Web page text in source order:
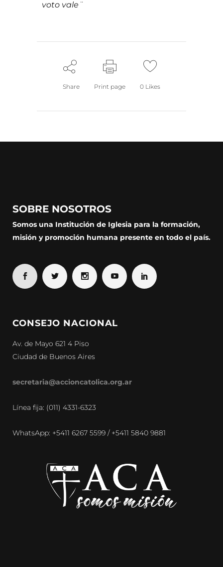
voto vale¨
Share Print page 0 Likes
SOBRE NOSOTROS
Somos una Institución de Iglesia para la formación,
misión y promoción humana presente en todo el país.
CONSEJO NACIONAL
Av. de Mayo 621 4 Piso
Ciudad de Buenos Aires
secretaria@accioncatolica.org.ar
Línea fija: (011) 4331-6323
WhatsApp: +5411 6267 5599 / +5411 5840 9881